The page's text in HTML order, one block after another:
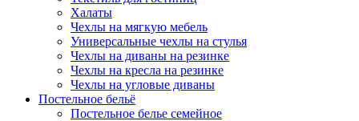
Халаты
Чехлы на мягкую мебель
Универсальные чехлы на стулья
Чехлы на диваны на резинке
Чехлы на кресла на резинке
Чехлы на угловые диваны
Постельное бельё
Постельное белье семейное